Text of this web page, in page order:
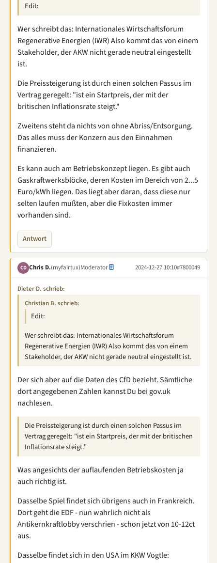
Edit:
Wer schreibt das: Internationales Wirtschaftsforum
Regenerative Energien (IWR) Also kommt das von einem
Stakeholder, der AKW nicht gerade neutral eingestellt
ist.
Die Preissteigerung ist durch einen solchen Passus im
Vertrag geregelt: "ist ein Startpreis, der mit der
britischen Inflationsrate steigt."
Zweitens steht da nichts von ohne Abriss/Entsorgung.
Das alles muss der Konzern aus den Einnahmen
finanzieren.
Es kann auch am Betriebskonzept liegen. Es gibt auch
Gaskraftwerksblöcke, deren Kosten im Bereich von 2...5
Euro/kWh liegen. Das liegt aber daran, dass diese nur
selten laufen mußten, aber die Fixkosten immer
vorhanden sind.
Antwort
CD Chris D.(myfairtux)Moderator 2024-12-27 10:10#7800049
Dieter D. schrieb:
Christian B. schrieb:
Edit:
Wer schreibt das: Internationales Wirtschaftsforum
Regenerative Energien (IWR) Also kommt das von einem
Stakeholder, der AKW nicht gerade neutral eingestellt ist.
Der sich aber auf die Daten des CfD bezieht. Sämtliche
dort angegebenen Zahlen kannst Du bei gov.uk
nachlesen.
Die Preissteigerung ist durch einen solchen Passus im
Vertrag geregelt: "ist ein Startpreis, der mit der britischen
Inflationsrate steigt."
Was angesichts der auflaufenden Betriebskosten ja
auch richtig ist.
Dasselbe Spiel findet sich übrigens auch in Frankreich.
Dort geht die EDF - nun wahrlich nicht als
Antikernkraftlobby verschrien - schon jetzt von 10-12ct
aus.
Dasselbe findet sich in den USA im KKW Vogtle: